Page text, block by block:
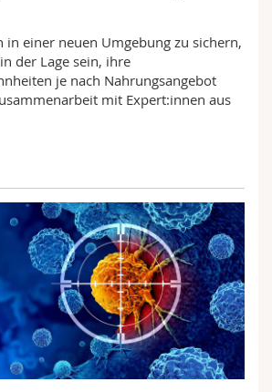
in einer neuen Umgebung zu sichern,
der Lage sein, ihre
je nach Nahrungsangebot
mit Expert:innen aus